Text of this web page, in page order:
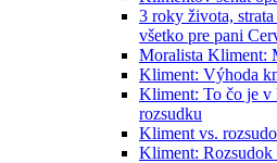
3 roky života,
všetko pre pani
Moralista Kliment:
Kliment: Výhoda
Kliment: To čo je
rozsudku
Kliment vs.
Kliment: Rozsudok